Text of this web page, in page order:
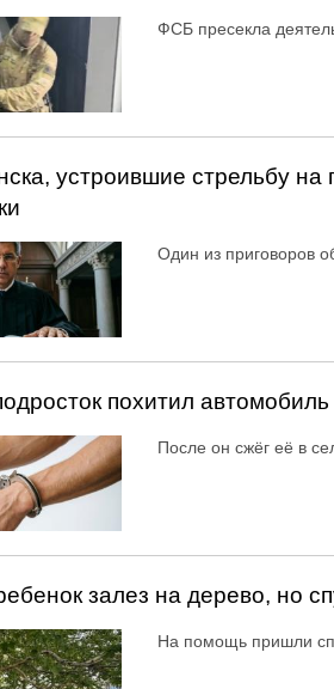
ФСБ пресекла
устроившие стрельбу на
Один из приговоров
похитил
После он сжёг её в
залез на дерево, но
На помощь пришли